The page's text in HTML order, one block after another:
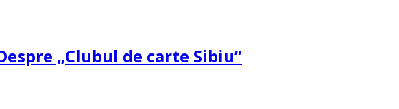
„Clubul de carte Sibiu”